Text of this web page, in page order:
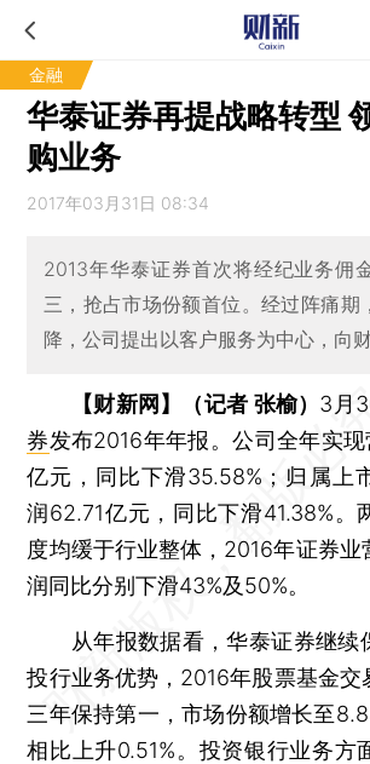
金融
华泰证券再提战略转型
购业务
2017年03月31日 08:34
2013年华泰证券首次将经纪业务佣
三，抢占市场份额首位。经过阵痛期
降，公司提出以客户服务为中心，向
【财新网】（记者 张榆） 3月
券发布2016年年报。公司全年实现
亿元，同比下滑35.58%；归属上
润62.71亿元，同比下滑41.38%。
度均缓于行业整体，2016年证券业
润同比分别下滑43%及50%。
从年报数据看，华泰证券继续
投行业务优势，2016年股票基金交
三年保持第一，市场份额增长至
相比上升0.51%。投资银行业务方